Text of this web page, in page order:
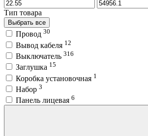
Тип товара
Выбрать все
Провод 30
Вывод кабеля 12
Выключатель 316
Заглушка 15
Коробка установочная 1
Набор 3
Панель лицевая 6